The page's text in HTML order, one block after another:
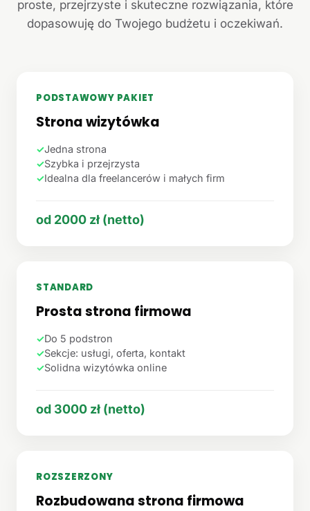
proste, przejrzyste i skuteczne rozwiązania, które
dopasowuję do Twojego budżetu i oczekiwań.
PODSTAWOWY PAKIET
Strona wizytówka
✓Jedna strona
✓Szybka i przejrzysta
✓Idealna dla freelancerów i małych firm
od 2000 zł (netto)
STANDARD
Prosta strona firmowa
✓Do 5 podstron
✓Sekcje: usługi, oferta, kontakt
✓Solidna wizytówka online
od 3000 zł (netto)
ROZSZERZONY
Rozbudowana strona firmowa